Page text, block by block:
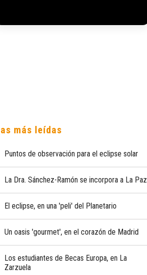
más leídas
Puntos de observación para el eclipse solar
La Dra. Sánchez-Ramón se incorpora a La Paz
El eclipse, en una 'peli' del Planetario
Un oasis 'gourmet', en el corazón de Madrid
Los estudiantes de Becas Europa, en La
Zarzuela